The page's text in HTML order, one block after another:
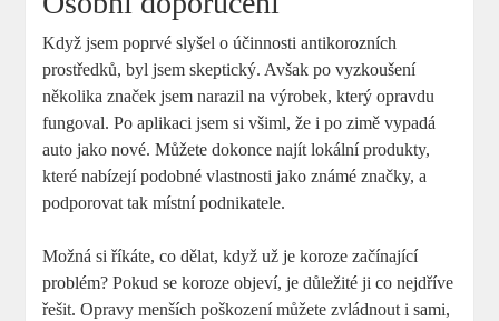
Když jsem poprvé slyšel o účinnosti antikorozních
prostředků, byl jsem skeptický. Avšak po vyzkoušení
několika značek jsem narazil na výrobek, který opravdu
fungoval. Po aplikaci jsem si všiml, že i po zimě vypadá
auto jako nové. Můžete dokonce najít lokální produkty,
které nabízejí podobné vlastnosti jako známé značky, a
podporovat tak místní podnikatele.
Možná si říkáte, co dělat, když už je koroze začínající
problém? Pokud se koroze objeví, je důležité ji co nejdříve
řešit. Opravy menších poškození můžete zvládnout i sami,